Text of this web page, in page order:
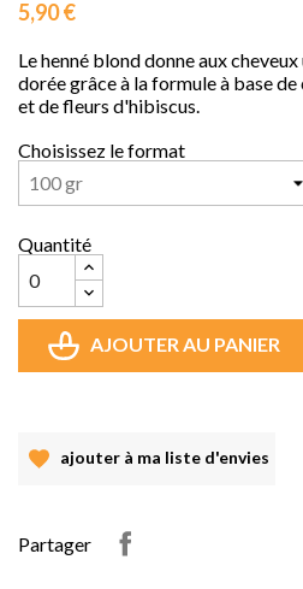
5,90 €
Le henné blond donne aux
dorée grâce à la formule à base
et de fleurs d'hibiscus.
Choisissez le format
Quantité
AJOUTER AU PANIER
ajouter à ma liste d'envies
Partager